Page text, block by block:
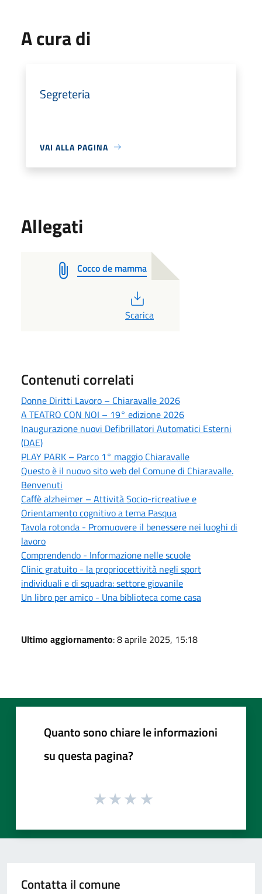
A cura di
Segreteria
VAI ALLA PAGINA
Allegati
Cocco de mamma
Scarica
Contenuti correlati
Donne Diritti Lavoro – Chiaravalle 2026
A TEATRO CON NOI – 19° edizione 2026
Inaugurazione nuovi Defibrillatori Automatici Esterni
(DAE)
PLAY PARK – Parco 1° maggio Chiaravalle
Questo è il nuovo sito web del Comune di Chiaravalle.
Benvenuti
Caffè alzheimer – Attività Socio-ricreative e
Orientamento cognitivo a tema Pasqua
Tavola rotonda - Promuovere il benessere nei luoghi di
lavoro
Comprendendo - Informazione nelle scuole
Clinic gratuito - la propriocettività negli sport
individuali e di squadra: settore giovanile
Un libro per amico - Una biblioteca come casa
Ultimo aggiornamento: 8 aprile 2025, 15:18
Quanto sono chiare le informazioni
su questa pagina?
Contatta il comune